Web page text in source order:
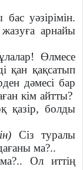
уәзірімін.
арнайы
Өлмесе
қан қақсатып
дәмесі бар
кім айтты?
қазір, болды
Сіз туралы
ма?..
Ол иттің